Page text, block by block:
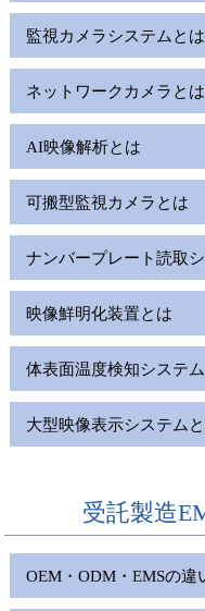
監視カメラシステムとは
ネットワークカメラとは
AI映像解析とは
可搬型監視カメラとは
ナンバープレート読取
映像鮮明化装置とは
体表面温度検知システ
大型映像表示システム
受託製造
OEM・ODM・EMSの違